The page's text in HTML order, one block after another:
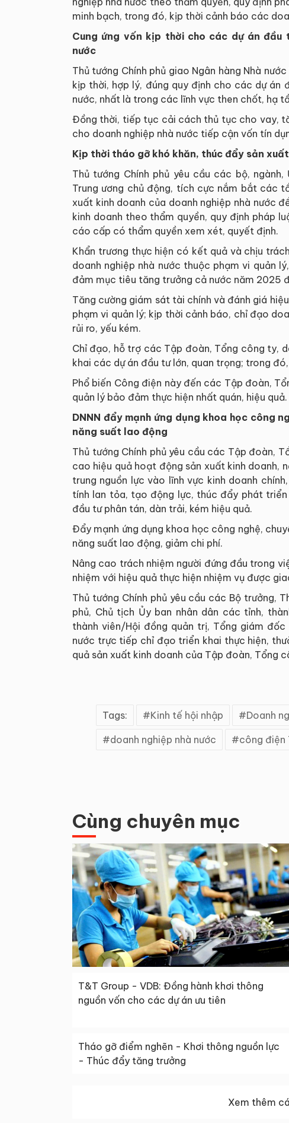
minh bạch, trong đó, kịp thời cảnh báo các
Cung ứng vốn kịp thời cho các dự án đầu
nước
Thủ tướng Chính phủ giao Ngân hàng Nhà
kịp thời, hợp lý, đúng quy định cho các dự án
nước, nhất là trong các lĩnh vực then chốt, hạ
Đồng thời, tiếp tục cải cách thủ tục cho vay,
cho doanh nghiệp nhà nước tiếp cận vốn tín
Kịp thời tháo gỡ khó khăn, thúc đẩy sản
Thủ tướng Chính phủ yêu cầu các bộ,
Trung ương chủ động, tích cực nắm bắt các
xuất kinh doanh của doanh nghiệp nhà nước
kinh doanh theo thẩm quyền, quy định pháp
cáo cấp có thẩm quyền xem xét, quyết định.
Khẩn trương thực hiện có kết quả và chịu
doanh nghiệp nhà nước thuộc phạm vi quản
đảm mục tiêu tăng trưởng cả nước năm 2025
Tăng cường giám sát tài chính và đánh giá
phạm vi quản lý; kịp thời cảnh báo, chỉ đạo
rủi ro, yếu kém.
Chỉ đạo, hỗ trợ các Tập đoàn, Tổng công ty,
khai các dự án đầu tư lớn, quan trọng; trong
Phổ biến Công điện này đến các Tập đoàn,
quản lý bảo đảm thực hiện nhất quán, hiệu quả.
DNNN đẩy mạnh ứng dụng khoa học công
năng suất lao động
Thủ tướng Chính phủ yêu cầu các Tập đoàn,
cao hiệu quả hoạt động sản xuất kinh doanh,
trung nguồn lực vào lĩnh vực kinh doanh
tính lan tỏa, tạo động lực, thúc đẩy phát
đầu tư phân tán, dàn trải, kém hiệu quả.
Đẩy mạnh ứng dụng khoa học công nghệ,
năng suất lao động, giảm chi phí.
Nâng cao trách nhiệm người đứng đầu trong
nhiệm với hiệu quả thực hiện nhiệm vụ được
Thủ tướng Chính phủ yêu cầu các Bộ trưởng,
phủ, Chủ tịch Ủy ban nhân dân các tỉnh,
thành viên/Hội đồng quản trị, Tổng giám
nước trực tiếp chỉ đạo triển khai thực hiện,
quả sản xuất kinh doanh của Tập đoàn, Tổng
Tags: Kinh tế hội nhập Doanh
doanh nghiệp nhà nước công điện
Cùng chuyên mục
T&T Group - VDB: Đồng hành khơi thông
nguồn vốn cho các dự án ưu tiên
Tháo gỡ điểm nghẽn - Khơi thông nguồn lực
- Thúc đẩy tăng trưởng
Xem thêm